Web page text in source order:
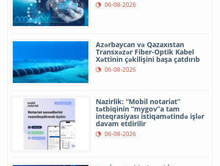
06-08-2026
Azərbaycan və Qazaxıstan
Transxəzər Fiber-Optik Kabel
Xəttinin çəkilişini başa çatdırıb
06-08-2026
Nazirlik: “Mobil notariat”
tətbiqinin “mygov”a tam
inteqrasiyası istiqamətində işlər
davam etdirilir
06-08-2026